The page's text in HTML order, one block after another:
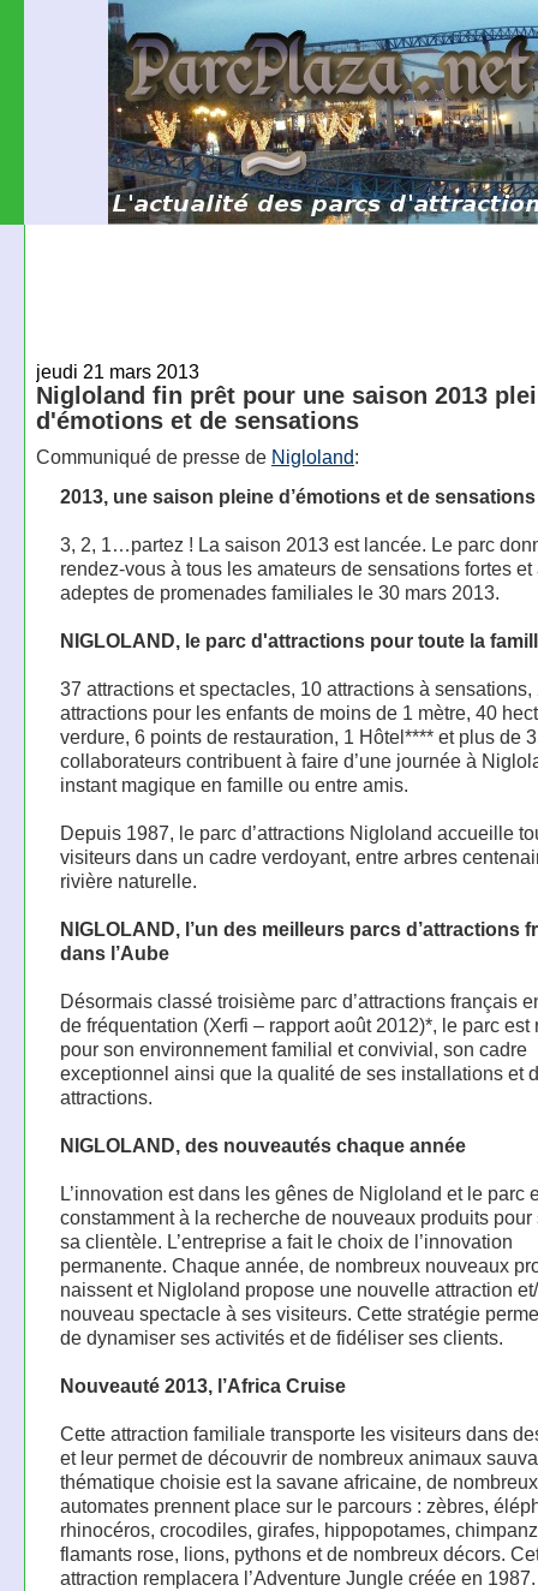
jeudi 21 mars 2013
Nigloland fin prêt pour une saison 2013
d'émotions et de sensations
Communiqué de presse de Nigloland:
2013, une saison pleine d’émotions et de
3, 2, 1…partez ! La saison 2013 est lancée. Le parc
rendez-vous à tous les amateurs de sensations fortes et
adeptes de promenades familiales le 30 mars 2013.
NIGLOLAND, le parc d'attractions pour toute la
37 attractions et spectacles, 10 attractions à sensations,
attractions pour les enfants de moins de 1 mètre, 40
verdure, 6 points de restauration, 1 Hôtel**** et plus de
collaborateurs contribuent à faire d’une journée à
instant magique en famille ou entre amis.
Depuis 1987, le parc d’attractions Nigloland accueille
visiteurs dans un cadre verdoyant, entre arbres
rivière naturelle.
NIGLOLAND, l’un des meilleurs parcs d’attractions
dans l’Aube
Désormais classé troisième parc d’attractions français
de fréquentation (Xerfi – rapport août 2012)*, le parc est
pour son environnement familial et convivial, son cadre
exceptionnel ainsi que la qualité de ses installations et
attractions.
NIGLOLAND, des nouveautés chaque année
L’innovation est dans les gênes de Nigloland et le parc
constamment à la recherche de nouveaux produits pour
sa clientèle. L’entreprise a fait le choix de l’innovation
permanente. Chaque année, de nombreux nouveaux
naissent et Nigloland propose une nouvelle attraction
nouveau spectacle à ses visiteurs. Cette stratégie
de dynamiser ses activités et de fidéliser ses clients.
Nouveauté 2013, l’Africa Cruise
Cette attraction familiale transporte les visiteurs dans
et leur permet de découvrir de nombreux animaux
thématique choisie est la savane africaine, de nombreux
automates prennent place sur le parcours : zèbres,
rhinocéros, crocodiles, girafes, hippopotames,
flamants rose, lions, pythons et de nombreux décors.
attraction remplacera l’Adventure Jungle créée en 1987.